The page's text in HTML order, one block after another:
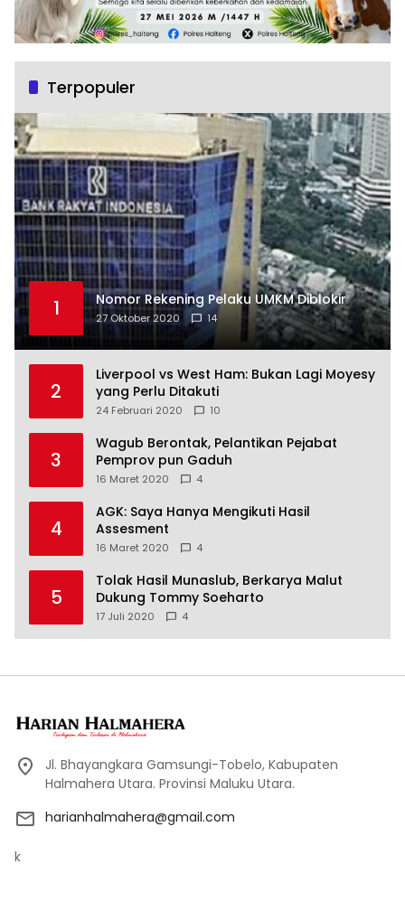
Terpopuler
1 Nomor Rekening Pelaku UMKM Diblokir
27 Oktober 2020 14
2
Liverpool vs West Ham: Bukan Lagi Moyesy
yang Perlu Ditakuti
24 Februari 2020 10
3
Wagub Berontak, Pelantikan Pejabat
Pemprov pun Gaduh
16 Maret 2020 4
4
AGK: Saya Hanya Mengikuti Hasil
Assesment
16 Maret 2020 4
5
Tolak Hasil Munaslub, Berkarya Malut
Dukung Tommy Soeharto
17 Juli 2020 4
Jl. Bhayangkara Gamsungi-Tobelo, Kabupaten
Halmahera Utara. Provinsi Maluku Utara.
harianhalmahera@gmail.com
k